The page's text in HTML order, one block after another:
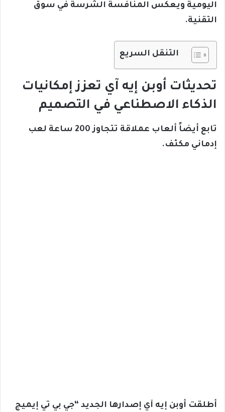
اليومية ويعكس المنافسة الشرسة في سوق
التقنية.
التنقل السريع
تحديثات أوبن إيه آي تعزز إمكانيات
الذكاء الاصطناعي في التصميم
تابع أيضاً ألعاب عملاقة تتجاوز 200 ساعة لعب
إدماني مكثف.
أطلقت أوبن إيه آي إصدارها الجديد “جي بي تي إيميج